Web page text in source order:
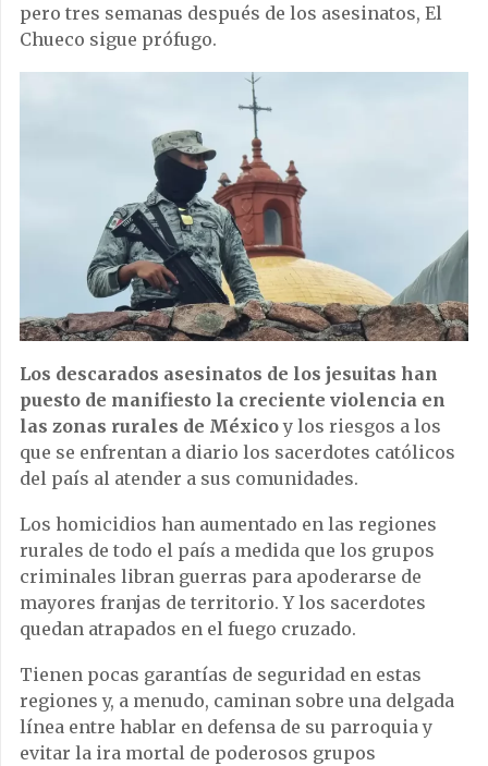
pero tres semanas después de los asesinatos, El
Chueco sigue prófugo.
Los descarados asesinatos de los jesuitas han
puesto de manifiesto la creciente violencia en
las zonas rurales de Méxicoy los riesgos a los
que se enfrentan a diario los sacerdotes católicos
del país al atender a sus comunidades.
Los homicidios han aumentado en las regiones
rurales de todo el país a medida que los grupos
criminales libran guerras para apoderarse de
mayores franjas de territorio. Y los sacerdotes
quedan atrapados en el fuego cruzado.
Tienen pocas garantías de seguridad en estas
regiones y, a menudo, caminan sobre una delgada
línea entre hablar en defensa de su parroquia y
evitar la ira mortal de poderosos grupos